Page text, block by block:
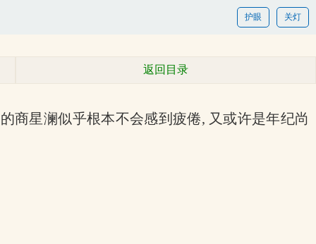
关灯
护眼
返回目录
商星澜似乎根本不会感到疲倦, 又或许是年纪尚